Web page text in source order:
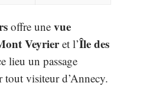
offre une vue
Veyrieret l’Île des
lieu un passage
visiteur d’Annecy.